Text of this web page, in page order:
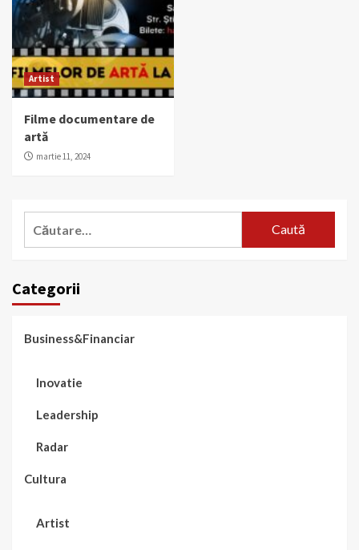
Artist
Filme documentare de
artă
martie 11, 2024
Categorii
Business&Financiar
Inovatie
Leadership
Radar
Cultura
Artist